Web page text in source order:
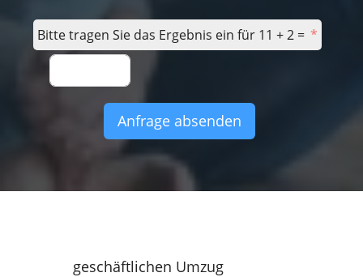
Bitte tragen Sie das Ergebnis ein für 11 + 2 =
Anfrage absenden
geschäftlichen Umzug